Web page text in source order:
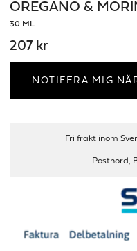
OREGANO &
30 ML
207 kr
NOTIFERA MIG
Fri frakt inom
Postnord,